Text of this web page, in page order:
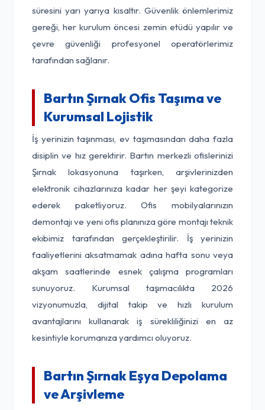
süresini yarı yarıya kısaltır. Güvenlik önlemlerimiz
gereği, her kurulum öncesi zemin etüdü yapılır ve
çevre güvenliği profesyonel operatörlerimiz
tarafından sağlanır.
Bartın Şırnak Ofis Taşıma ve
Kurumsal Lojistik
İş yerinizin taşınması, ev taşımasından daha fazla
disiplin ve hız gerektirir. Bartın merkezli ofislerinizi
Şırnak lokasyonuna taşırken, arşivlerinizden
elektronik cihazlarınıza kadar her şeyi kategorize
ederek paketliyoruz. Ofis mobilyalarınızın
demontajı ve yeni ofis planınıza göre montajı teknik
ekibimiz tarafından gerçekleştirilir. İş yerinizin
faaliyetlerini aksatmamak adına hafta sonu veya
akşam saatlerinde esnek çalışma programları
sunuyoruz. Kurumsal taşımacılıkta 2026
vizyonumuzla, dijital takip ve hızlı kurulum
avantajlarını kullanarak iş sürekliliğinizi en az
kesintiyle korumanıza yardımcı oluyoruz.
Bartın Şırnak Eşya Depolama
ve Arşivleme